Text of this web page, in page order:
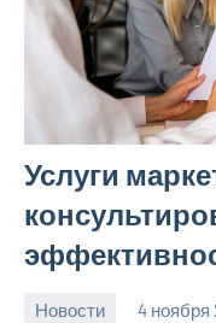
Услуги
Новости 4 ноября